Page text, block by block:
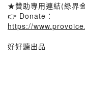
★贊助專用連結(綠界
👉 Donate：
https://
好好聽出品